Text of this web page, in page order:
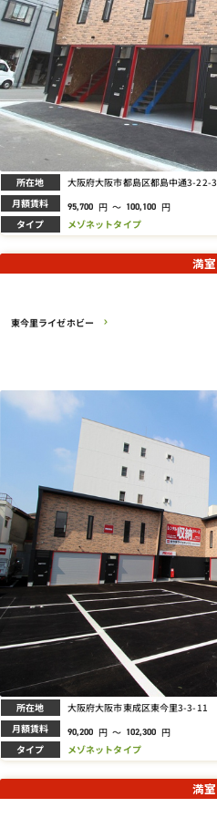
所在地 大阪府大阪市都島区都島中通3-22-3
月額賃料 95,700 円 ～ 100,100 円
タイプ メゾネットタイプ
東今里ライゼホビー
満室
所在地 大阪府大阪市東成区東今里3-3-11
月額賃料 90,200 円 ～ 102,300 円
タイプ メゾネットタイプ
満室